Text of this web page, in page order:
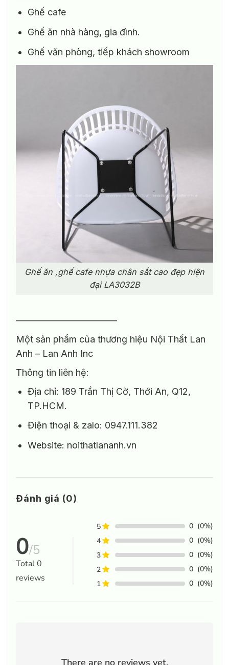
Ghế cafe
Ghế ăn nhà hàng, gia đình.
Ghế văn phòng, tiếp khách showroom
Ghế ăn ,ghế cafe nhựa chân sắt cao đẹp hiện
đại LA3032B
———————————
Một sản phẩm của thương hiệu Nội Thất Lan
Anh – Lan Anh Inc
Thông tin liên hệ:
Địa chỉ: 189 Trần Thị Cờ, Thới An, Q12,
TP.HCM.
Điện thoại & zalo: 0947.111.382
Website: noithatlananh.vn
Đánh giá (0)
0/5
Total0
reviews
5 0 (0%)
4
0 (0%)
3
0 (0%)
2
0 (0%)
1
0 (0%)
There are no reviews yet.